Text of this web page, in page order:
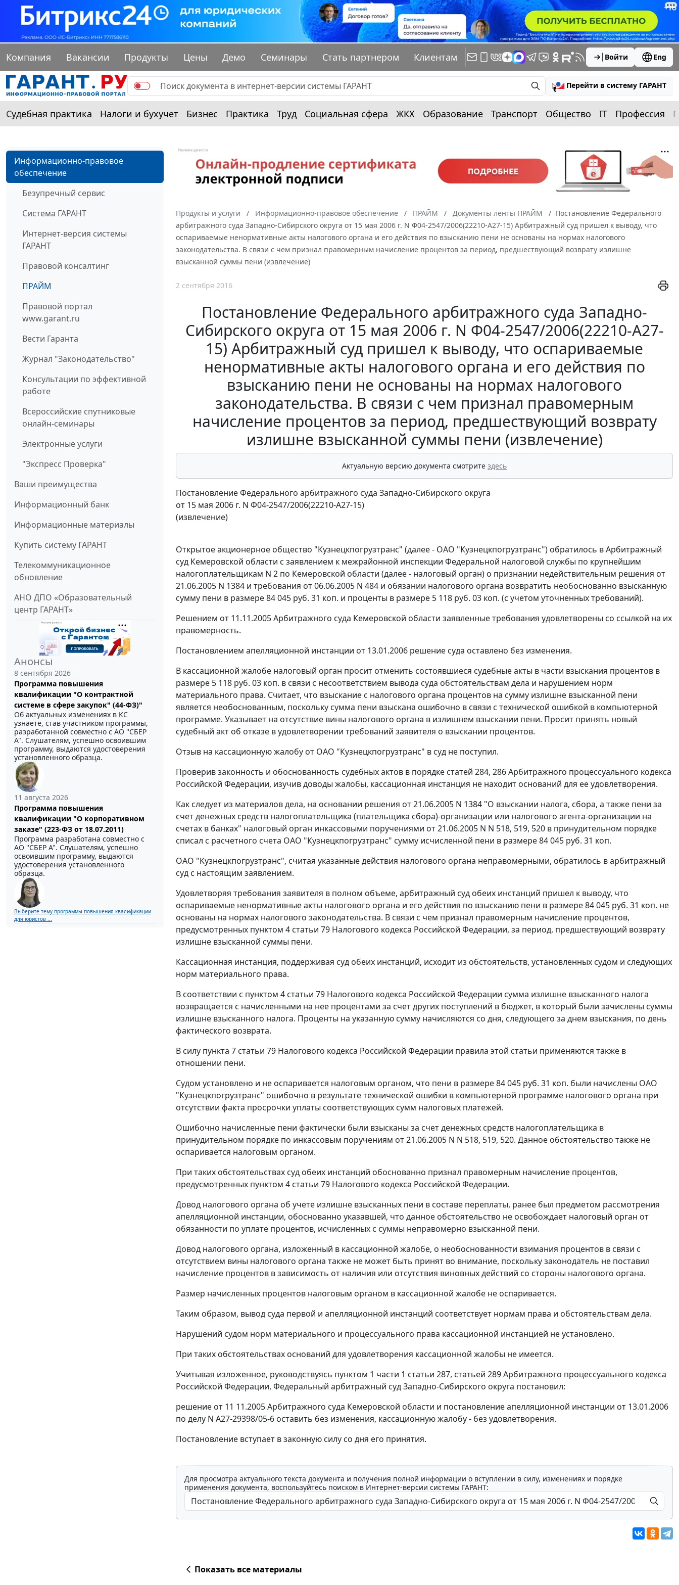
Компания Вакансии Продукты Цены Демо Семинары Стать партнером Клиентам Войти Eng
Перейти в систему ГАРАНТ
Судебная практика Налоги и бухучет Бизнес Практика Труд Социальная сфера ЖКХ Образование Транспорт Общество IT Профессия
Информационно-правовое
обеспечение
Безупречный сервис
Система ГАРАНТ
Интернет-версия системы
ГАРАНТ
Правовой консалтинг
ПРАЙМ
Правовой портал
www.garant.ru
Вести Гаранта
Журнал "Законодательство"
Консультации по эффективной
работе
Всероссийские спутниковые
онлайн-семинары
Электронные услуги
"Экспресс Проверка"
Ваши преимущества
Информационный банк
Информационные материалы
Купить систему ГАРАНТ
Телекоммуникационное
обновление
АНО ДПО «Образовательный
центр ГАРАНТ»
Анонсы
8 сентября 2026
Программа повышения
квалификации "О контрактной
системе в сфере закупок" (44-ФЗ)"
Об актуальных изменениях в КС
узнаете, став участником программы,
разработанной совместно с АО ''СБЕР
А". Слушателям, успешно освоившим
программу, выдаются удостоверения
установленного образца.
11 августа 2026
Программа повышения
квалификации "О корпоративном
заказе" (223-ФЗ от 18.07.2011)
Программа разработана совместно с
АО ''СБЕР А". Слушателям, успешно
освоившим программу, выдаются
удостоверения установленного
образца.
Выберите тему программы повышения квалификации
для юристов ...
Продукты и услуги Информационно-правовое обеспечение ПРАЙМ Документы ленты ПРАЙМ
Постановление Федерального
арбитражного суда Западно-Сибирского округа от 15 мая 2006 г. N Ф04-2547/2006(22210-А27-15) Арбитражный суд пришел к выводу, что
оспариваемые ненормативные акты налогового органа и его действия по взысканию пени не основаны на нормах налогового
законодательства. В связи с чем признал правомерным начисление процентов за период, предшествующий возврату излишне
взысканной суммы пени (извлечение)
2 сентября 2016
Постановление Федерального арбитражного суда Западно-
Сибирского округа от 15 мая 2006 г. N Ф04-2547/2006(22210-А27-
15) Арбитражный суд пришел к выводу, что оспариваемые
ненормативные акты налогового органа и его действия по
взысканию пени не основаны на нормах налогового
законодательства. В связи с чем признал правомерным
начисление процентов за период, предшествующий возврату
излишне взысканной суммы пени (извлечение)
Актуальную версию документа смотрите здесь
Постановление Федерального арбитражного суда Западно-Сибирского округа
от 15 мая 2006 г. N Ф04-2547/2006(22210-А27-15)
(извлечение)
Открытое акционерное общество "Кузнецкпогрузтранс" (далее - ОАО "Кузнецкпогрузтранс") обратилось в Арбитражный
суд Кемеровской области с заявлением к межрайонной инспекции Федеральной налоговой службы по крупнейшим
налогоплательщикам N 2 по Кемеровской области (далее - налоговый орган) о признании недействительным решения от
21.06.2005 N 1384 и требования от 06.06.2005 N 484 и обязании налогового органа возвратить необоснованно взысканную
сумму пени в размере 84 045 руб. 31 коп. и проценты в размере 5 118 руб. 03 коп. (с учетом уточненных требований).
Решением от 11.11.2005 Арбитражного суда Кемеровской области заявленные требования удовлетворены со ссылкой на их
правомерность.
Постановлением апелляционной инстанции от 13.01.2006 решение суда оставлено без изменения.
В кассационной жалобе налоговый орган просит отменить состоявшиеся судебные акты в части взыскания процентов в
размере 5 118 руб. 03 коп. в связи с несоответствием вывода суда обстоятельствам дела и нарушением норм
материального права. Считает, что взыскание с налогового органа процентов на сумму излишне взысканной пени
является необоснованным, поскольку сумма пени взыскана ошибочно в связи с технической ошибкой в компьютерной
программе. Указывает на отсутствие вины налогового органа в излишнем взыскании пени. Просит принять новый
судебный акт об отказе в удовлетворении требований заявителя о взыскании процентов.
Отзыв на кассационную жалобу от ОАО "Кузнецкпогрузтранс" в суд не поступил.
Проверив законность и обоснованность судебных актов в порядке статей 284, 286Арбитражного процессуального кодекса
Российской Федерации, изучив доводы жалобы, кассационная инстанция не находит оснований для ее удовлетворения.
Как следует из материалов дела, на основании решения от 21.06.2005 N 1384 "О взыскании налога, сбора, а также пени за
счет денежных средств налогоплательщика (плательщика сбора)-организации или налогового агента-организации на
счетах в банках" налоговый орган инкассовыми поручениями от 21.06.2005 N N 518, 519, 520 в принудительном порядке
списал с расчетного счета ОАО "Кузнецкпогрузтранс" сумму исчисленной пени в размере 84 045 руб. 31 коп.
ОАО "Кузнецкпогрузтранс", считая указанные действия налогового органа неправомерными, обратилось в арбитражный
суд с настоящим заявлением.
Удовлетворяя требования заявителя в полном объеме, арбитражный суд обеих инстанций пришел к выводу, что
оспариваемые ненормативные акты налогового органа и его действия по взысканию пени в размере 84 045 руб. 31 коп. не
основаны на нормах налогового законодательства. В связи с чем признал правомерным начисление процентов,
предусмотренных пунктом 4 статьи 79 Налогового кодекса Российской Федерации, за период, предшествующий возврату
излишне взысканной суммы пени.
Кассационная инстанция, поддерживая суд обеих инстанций, исходит из обстоятельств, установленных судом и следующих
норм материального права.
В соответствии с пунктом 4 статьи 79 Налогового кодекса Российской Федерации сумма излишне взысканного налога
возвращается с начисленными на нее процентами за счет других поступлений в бюджет, в который были зачислены суммы
излишне взысканного налога. Проценты на указанную сумму начисляются со дня, следующего за днем взыскания, по день
фактического возврата.
В силу пункта 7 статьи 79 Налогового кодекса Российской Федерации правила этой статьи применяются также в
отношении пени.
Судом установлено и не оспаривается налоговым органом, что пени в размере 84 045 руб. 31 коп. были начислены ОАО
"Кузнецкпогрузтранс" ошибочно в результате технической ошибки в компьютерной программе налогового органа при
отсутствии факта просрочки уплаты соответствующих сумм налоговых платежей.
Ошибочно начисленные пени фактически были взысканы за счет денежных средств налогоплательщика в
принудительном порядке по инкассовым поручениям от 21.06.2005 N N 518, 519, 520. Данное обстоятельство также не
оспаривается налоговым органом.
При таких обстоятельствах суд обеих инстанций обоснованно признал правомерным начисление процентов,
предусмотренных пунктом 4 статьи 79 Налогового кодекса Российской Федерации.
Довод налогового органа об учете излишне взысканных пени в составе переплаты, ранее был предметом рассмотрения
апелляционной инстанции, обоснованно указавшей, что данное обстоятельство не освобождает налоговый орган от
обязанности по уплате процентов, исчисленных с суммы неправомерно взысканной пени.
Довод налогового органа, изложенный в кассационной жалобе, о необоснованности взимания процентов в связи с
отсутствием вины налогового органа также не может быть принят во внимание, поскольку законодатель не поставил
начисление процентов в зависимость от наличия или отсутствия виновных действий со стороны налогового органа.
Размер начисленных процентов налоговым органом в кассационной жалобе не оспаривается.
Таким образом, вывод суда первой и апелляционной инстанций соответствует нормам права и обстоятельствам дела.
Нарушений судом норм материального и процессуального права кассационной инстанцией не установлено.
При таких обстоятельствах оснований для удовлетворения кассационной жалобы не имеется.
Учитывая изложенное, руководствуясь пунктом 1 части 1 статьи 287, статьей 289Арбитражного процессуального кодекса
Российской Федерации, Федеральный арбитражный суд Западно-Сибирского округа постановил:
решение от 11 11.2005 Арбитражного суда Кемеровской области и постановление апелляционной инстанции от 13.01.2006
по делу N А27-29398/05-6 оставить без изменения, кассационную жалобу - без удовлетворения.
Постановление вступает в законную силу со дня его принятия.
Для просмотра актуального текста документа и получения полной информации о вступлении в силу, изменениях и порядке
применения документа, воспользуйтесь поиском в Интернет-версии системы ГАРАНТ:
Показать все материалы